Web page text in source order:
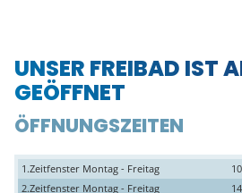
UNSER FREIBAD IST
GEÖFFNET
ÖFFNUNGSZEITEN
1.Zeitfenster Montag - Freitag
2.Zeitfenster Montag - Freitag